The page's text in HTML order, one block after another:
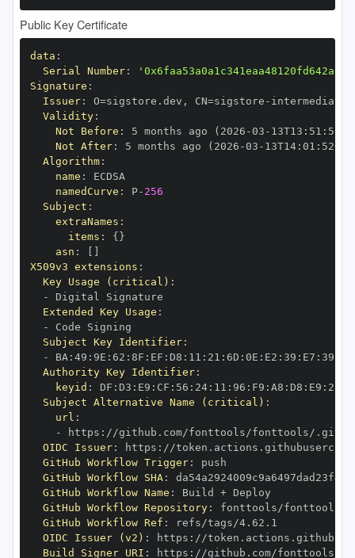
Public Key Certificate
data :
Serial Number:
Signature :
Issuer: O=sigstore.dev , CN=sigstore -
Validity:
Not Before : 5 months ago (2026 -03 - 13T13 : 51 :
Not After: 5 months ago (2026 -03 - 13T14: 01 : 52+00
Algorithm:
name :
namedCurve : P- 256
Subject :
extraNames :
items : { }
asn :
X509v3 extensions :
Key Usage (critical) :
-
Extended Key Usage :
-
Subject Key Identifier:
-
BA : 49 : 9E : 62 : 8F : EF : D8 : 11 : 21 : 6D : 0E : E2 : 39 : E7 : 39
Authority Key Identifier:
keyid : DF : D3 : E9 : CF : 56 : 24: 11 : 96 : F9 : A8 : D8 : E9 : 28
Subject Alternative Name (critical) :
url :
-
https :
OIDC Issuer: https :
GitHub Workflow Trigger:
GitHub Workflow SHA:
GitHub Workflow Name :
GitHub Workflow Repository:
GitHub Workflow Ref :
OIDC Issuer (v2) : https :
Build Signer URI : https :